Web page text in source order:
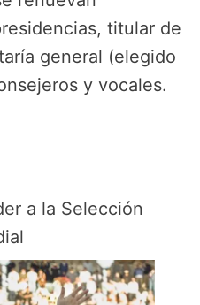
titular de
general (elegido
y vocales.
a la Selección